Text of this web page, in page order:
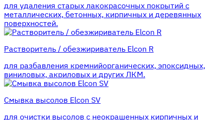
для удаления старых лакокрасочных покрытий с
металлических, бетонных, кирпичных и деревянных
поверхностей.
Растворитель / обезжириватель Elcon R
для разбавления кремнийорганических, эпоксидных,
виниловых, акриловых и других ЛКМ.
Смывка высолов Elcon SV
для очистки высолов с неокрашенных кирпичных и